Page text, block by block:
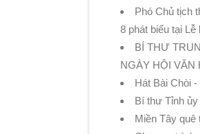
Phó Chủ tịch
8 phát biểu tại Lễ
BÍ THƯ
NGÀY HỘI VĂN
Hát Bài Chòi
Bí thư Tỉnh
Miền Tây quê